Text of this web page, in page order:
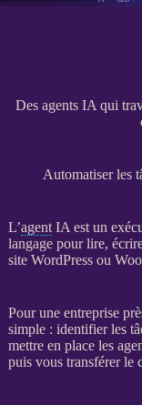
Des agents IA qui
Automatiser les
L’agent IA est un
langage pour lire,
site WordPressou
Pour une entreprise
simple : identifier les
mettre en place les
puis vous transférer le